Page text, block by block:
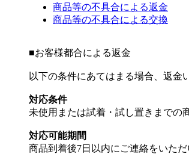
商品等の不具合による返金
商品等の不具合による交換
■お客様都合による返金
以下の条件にあてはまる場合、返金
対応条件
未使用または試着・試し置きまでの
対応可能期間
商品到着後7日以内にご連絡をいた